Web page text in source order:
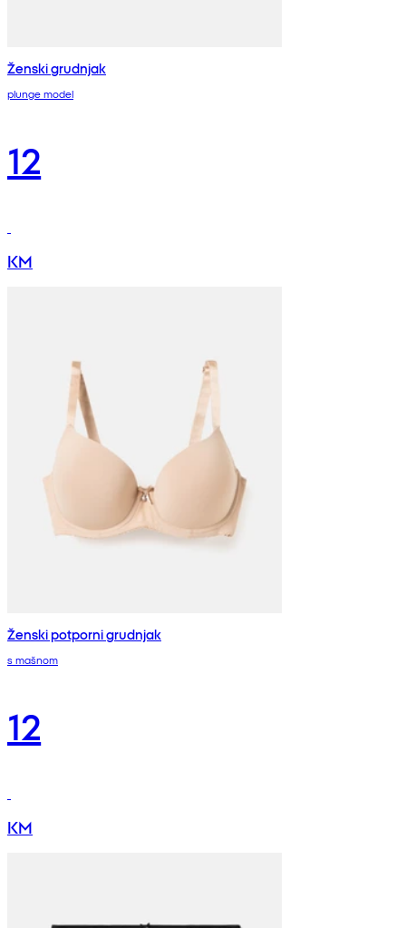
Ženski grudnjak
plunge model
12
KM
Ženski potporni grudnjak
s mašnom
12
KM